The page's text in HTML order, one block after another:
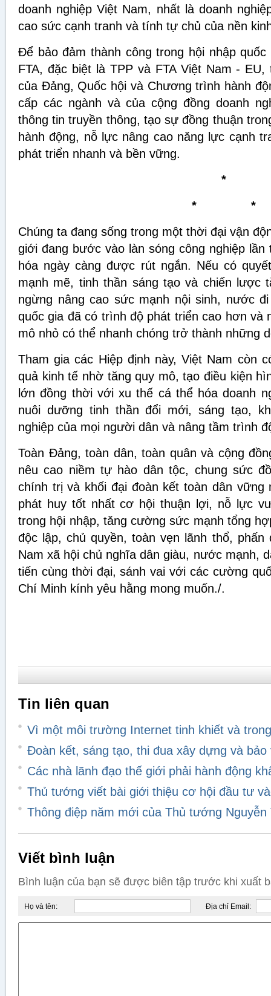
doanh nghiệp Việt Nam, nhất là doanh
cao sức cạnh tranh và tính tự chủ của nền
Để bảo đảm thành công trong hội nhập
FTA, đặc biệt là TPP và FTA Việt Nam -
của Đảng, Quốc hội và Chương trình hành
cấp các ngành và của cộng đồng doanh
thông tin truyền thông, tạo sự đồng thuận
hành động, nỗ lực nâng cao năng lực cạnh
phát triển nhanh và bền vững.
*
* *
Chúng ta đang sống trong một thời đại vận
giới đang bước vào làn sóng công nghiệp
hóa ngày càng được rút ngắn. Nếu có
mạnh mẽ, tinh thần sáng tạo và chiến lược
ngừng nâng cao sức mạnh nội sinh, nước
quốc gia đã có trình độ phát triển cao hơn và
mô nhỏ có thể nhanh chóng trở thành những
Tham gia các Hiệp định này, Việt Nam còn
quả kinh tế nhờ tăng quy mô, tạo điều kiện
lớn đồng thời với xu thế cá thể hóa doanh
nuôi dưỡng tinh thần đổi mới, sáng tạo,
nghiệp của mọi người dân và nâng tầm trình
Toàn Đảng, toàn dân, toàn quân và cộng
nêu cao niềm tự hào dân tộc, chung sức
chính trị và khối đại đoàn kết toàn dân vững
phát huy tốt nhất cơ hội thuận lợi, nỗ lực
trong hội nhập, tăng cường sức mạnh tổng
độc lập, chủ quyền, toàn vẹn lãnh thổ,
Nam xã hội chủ nghĩa dân giàu, nước mạnh,
tiến cùng thời đại, sánh vai với các cường
Chí Minh kính yêu hằng mong muốn./.
Tin liên quan
Vì một môi trường Internet tinh khiết và
Đoàn kết, sáng tạo, thi đua xây dựng và bảo
Các nhà lãnh đạo thế giới phải hành động
Thủ tướng viết bài giới thiệu cơ hội đầu tư
Thông điệp năm mới của Thủ tướng Nguyễn
Viết bình luận
Bình luận của bạn sẽ được biên tập trước khi xuất
Họ và tên: Địa chỉ Email: